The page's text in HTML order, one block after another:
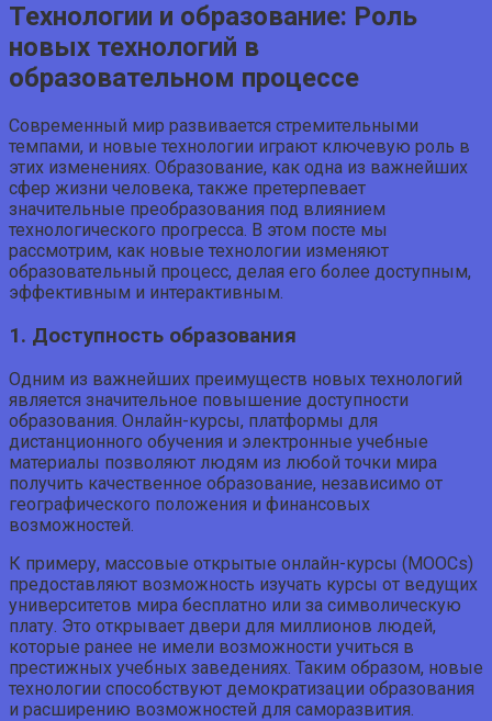
Технологии и образование: Роль
новых технологий в
образовательном процессе
Современный мир развивается стремительными
темпами, и новые технологии играют ключевую роль в
этих изменениях. Образование, как одна из важнейших
сфер жизни человека, также претерпевает
значительные преобразования под влиянием
технологического прогресса. В этом посте мы
рассмотрим, как новые технологии изменяют
образовательный процесс, делая его более доступным,
эффективным и интерактивным.
1. Доступность образования
Одним из важнейших преимуществ новых технологий
является значительное повышение доступности
образования. Онлайн-курсы, платформы для
дистанционного обучения и электронные учебные
материалы позволяют людям из любой точки мира
получить качественное образование, независимо от
географического положения и финансовых
возможностей.
К примеру, массовые открытые онлайн-курсы (MOOCs)
предоставляют возможность изучать курсы от ведущих
университетов мира бесплатно или за символическую
плату. Это открывает двери для миллионов людей,
которые ранее не имели возможности учиться в
престижных учебных заведениях. Таким образом, новые
технологии способствуют демократизации образования
и расширению возможностей для саморазвития.